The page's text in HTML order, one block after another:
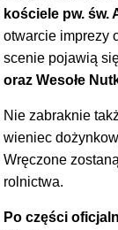
kościele pw. św.
otwarcie imprezy
scenie pojawią
oraz Wesołe
Nie zabraknie
wieniec
Wręczone
rolnictwa.
Po części